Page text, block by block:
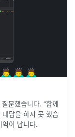
문했습니다. “함께
대답을 하지 못 했습
억이 납니다.